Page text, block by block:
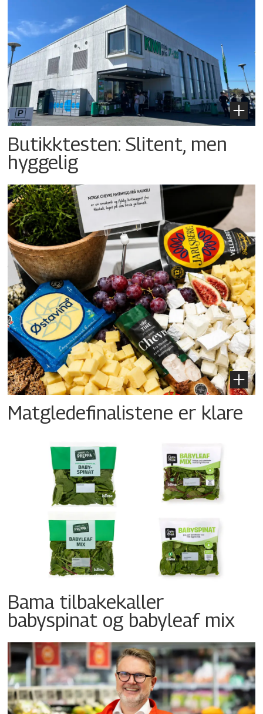
Butikktesten: Slitent, men
hyggelig
Matgledefinalistene er klare
Bama tilbakekaller
babyspinat og babyleaf mix